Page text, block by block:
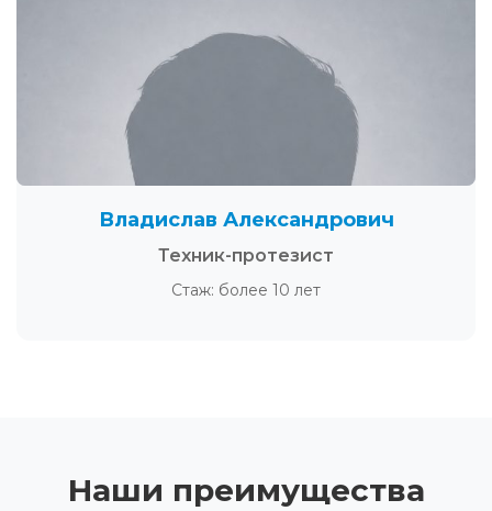
Владислав Александрович
Техник-протезист
Стаж: более 10 лет
Наши преимущества